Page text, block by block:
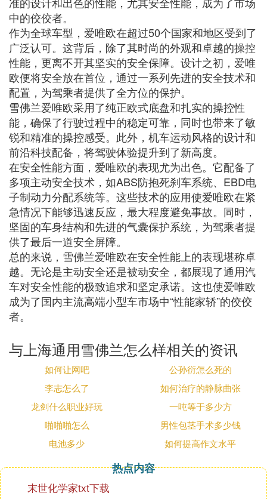
中的佼佼者。
作为全球车型，爱唯欧在超过50个国家和地区受到了
广泛认可。这背后，除了其时尚的外观和卓越的操控
性能，更离不开其坚实的安全保障。设计之初，爱唯
欧便将安全放在首位，通过一系列先进的安全技术和
配置，为驾乘者提供了全方位的保护。
雪佛兰爱唯欧采用了纯正欧式底盘和扎实的操控性
能，确保了行驶过程中的稳定可靠，同时也带来了敏
锐和精准的操控感受。此外，机车运动风格的设计和
前沿科技配备，将驾驶体验提升到了新高度。
在安全性能方面，爱唯欧的表现尤为出色。它配备了
多项主动安全技术，如ABS防抱死刹车系统、EBD电
子制动力分配系统等。这些技术的应用使爱唯欧在紧
急情况下能够迅速反应，最大程度避免事故。同时，
坚固的车身结构和先进的气囊保护系统，为驾乘者提
供了最后一道安全屏障。
总的来说，雪佛兰爱唯欧在安全性能上的表现堪称卓
越。无论是主动安全还是被动安全，都展现了通用汽
车对安全性能的极致追求和坚定承诺。这也使爱唯欧
成为了国内主流高端小型车市场中“性能家轿”的佼佼
者。
与上海通用雪佛兰怎么样相关的资讯
如何让网吧
公孙衍怎么死的
李志怎么了
如何治疗的静脉曲张
龙剑什么职业好玩
一吨等于多少方
啪啪啪怎么
男性包茎手术多少钱
电池多少
如何提高作文水平
热点内容
末世化学家txt下载